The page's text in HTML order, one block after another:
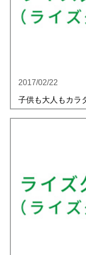
2017/02/22
子供も大人もカラ